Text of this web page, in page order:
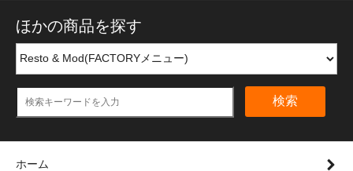
ほかの商品を探す
検索
ホーム